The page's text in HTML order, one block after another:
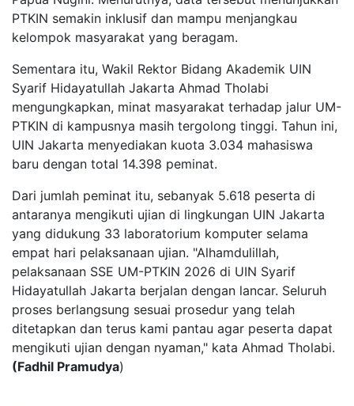
PTKIN semakin inklusif dan mampu menjangkau
kelompok masyarakat yang beragam.
Sementara itu, Wakil Rektor Bidang Akademik UIN
Syarif Hidayatullah Jakarta Ahmad Tholabi
mengungkapkan, minat masyarakat terhadap jalur UM-
PTKIN di kampusnya masih tergolong tinggi. Tahun ini,
UIN Jakarta menyediakan kuota 3.034 mahasiswa
baru dengan total 14.398 peminat.
Dari jumlah peminat itu, sebanyak 5.618 peserta di
antaranya mengikuti ujian di lingkungan UIN Jakarta
yang didukung 33 laboratorium komputer selama
empat hari pelaksanaan ujian. "Alhamdulillah,
pelaksanaan SSE UM-PTKIN 2026 di UIN Syarif
Hidayatullah Jakarta berjalan dengan lancar. Seluruh
proses berlangsung sesuai prosedur yang telah
ditetapkan dan terus kami pantau agar peserta dapat
mengikuti ujian dengan nyaman," kata Ahmad Tholabi.
(Fadhil Pramudya)